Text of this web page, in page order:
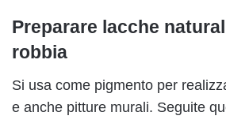
Preparare lacche
robbia
Si usa come pigmento per
e anche pitture murali. Seguite